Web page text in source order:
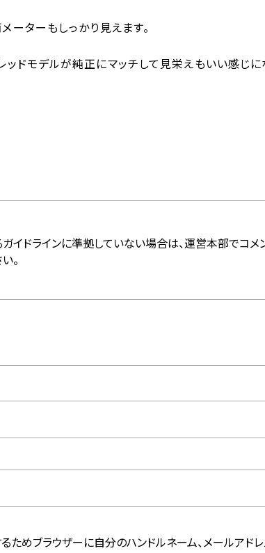
ーターもしっかり見えます。
ドモデルが純正にマッチして見栄えもいい感じに
イドラインに準拠していない場合は、運営本部でコメ
。
ためブラウザーに自分のハンドルネーム、メールアドレ